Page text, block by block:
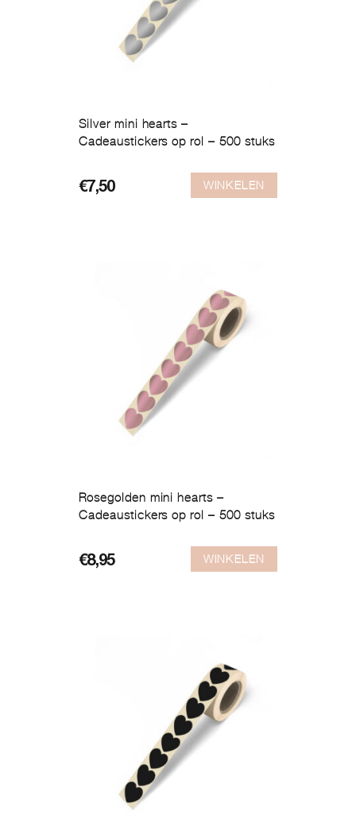
Silver mini hearts –
Cadeaustickers op rol – 500 stuks
€7,50 WINKELEN
Rosegolden mini hearts –
Cadeaustickers op rol – 500 stuks
€8,95 WINKELEN